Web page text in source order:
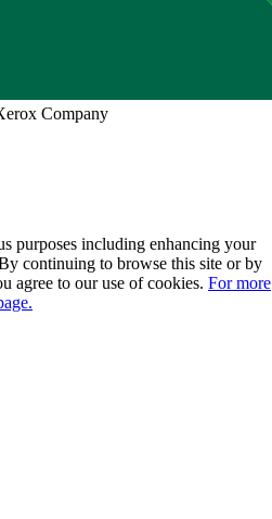
Company
purposes including enhancing your
continuing to browse this site or by
agree to our use of cookies. For more